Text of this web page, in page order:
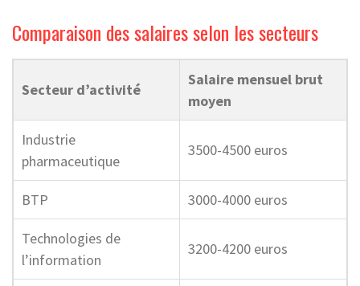
Comparaison des salaires selon les secteurs
Secteur d’activité
Salaire mensuel brut
moyen
Industrie
pharmaceutique
3500-4500 euros
BTP 3000-4000 euros
Technologies de
l’information
3200-4200 euros